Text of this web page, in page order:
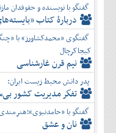
گفتگو با نویسنده و حقوقدان
دربارۀ کتاب
گفتگوی «محمدکشاورز» با
کیجاکرچال
نیم قرن غارشناسی
پدر دانش محیط زیست ایران:
تفكر مديريت کشور
گفتگو با
نان و عشق